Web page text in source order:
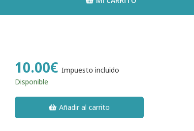
10.00€ Impuesto incluido
Disponible
Añadir al carrito